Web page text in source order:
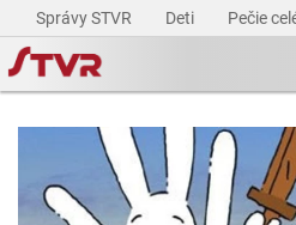
Správy STVR Deti Pečie